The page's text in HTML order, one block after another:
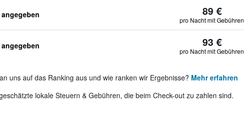
89 €
pro Nacht mit Gebühren
93 €
pro Nacht mit Gebühren
uns auf das Ranking aus und wie ranken wir Ergebnisse? Mehr erfahren
lokale Steuern & Gebühren, die beim Check-out zu zahlen sind.